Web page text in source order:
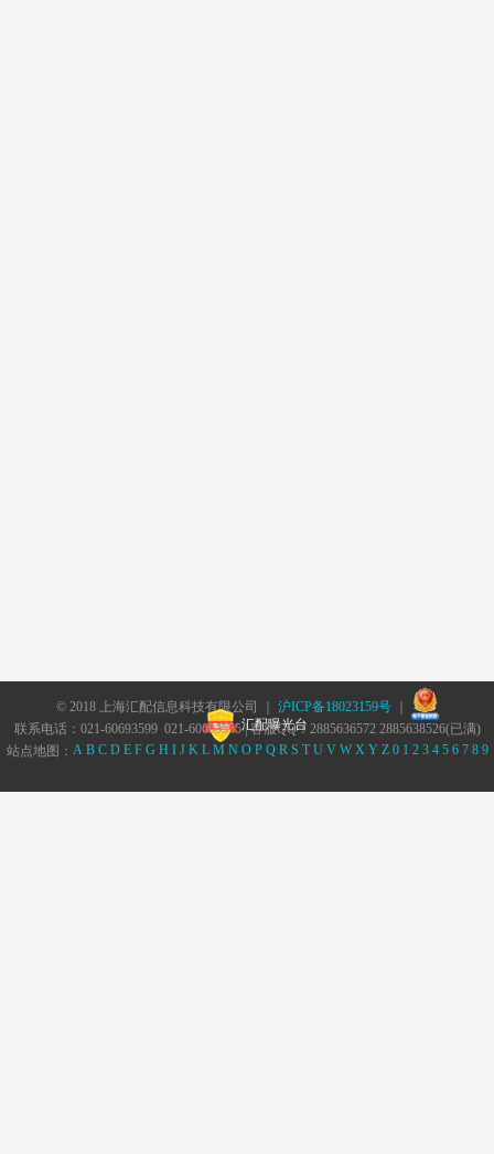
© 2018 上海汇配信息科技有限公司 ｜ 沪ICP备18023159号｜
汇配曝光台
联系电话：021-60693599 021-60693555 | 客服QQ：2885636572 2885638526(已满)
站点地图： A B C D E F G H I J K L M N O P Q R S T U V W X Y Z 0 1 2 3 4 5 6 7 8 9